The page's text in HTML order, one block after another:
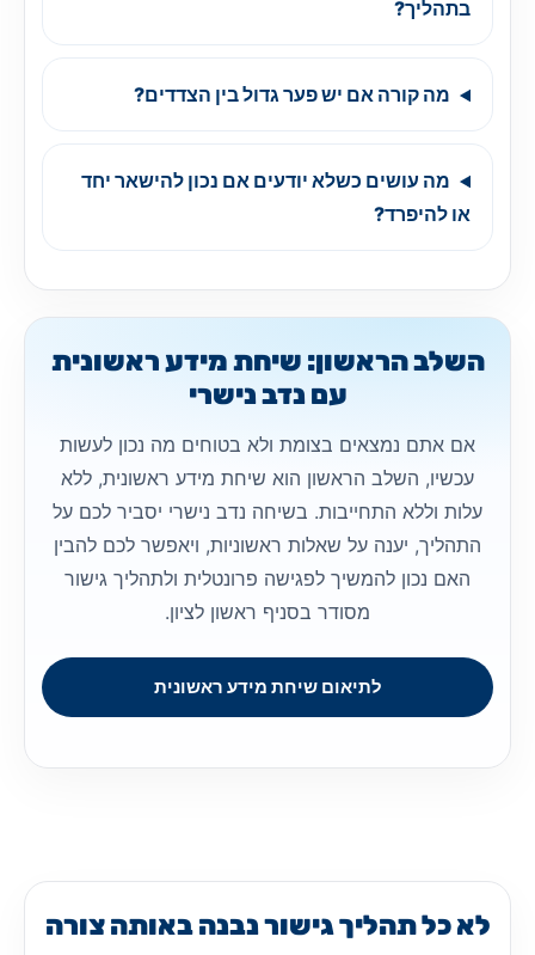
בתהליך?
מה קורה אם יש פער גדול בין הצדדים?
מה עושים כשלא יודעים אם נכון להישאר יחד
או להיפרד?
השלב הראשון: שיחת מידע ראשונית
עם נדב נישרי
אם אתם נמצאים בצומת ולא בטוחים מה נכון לעשות
עכשיו, השלב הראשון הוא שיחת מידע ראשונית, ללא
עלות וללא התחייבות. בשיחה נדב נישרי יסביר לכם על
התהליך, יענה על שאלות ראשוניות, ויאפשר לכם להבין
האם נכון להמשיך לפגישה פרונטלית ולתהליך גישור
מסודר בסניף ראשון לציון.
לתיאום שיחת מידע ראשונית
לא כל תהליך גישור נבנה באותה צורה